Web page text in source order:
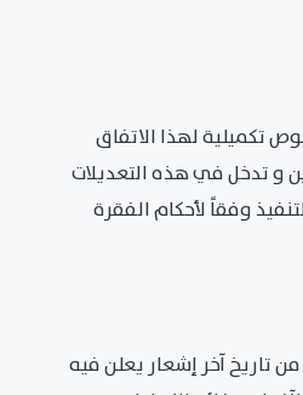
تكميلية لهذا الاتفاق
و تدخل في هذه التعديلات
وفقاً لأحكام الفقرة
تاريخ آخر إشعار يعلن فيه